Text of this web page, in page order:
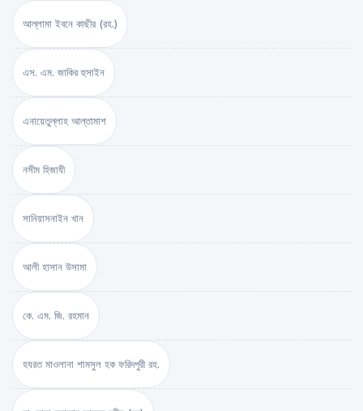
আল্লামা ইবনে কাছীর (রহ.)
এস. এম. জাকির হুসাইন
এনায়েতুল্লাহ আল্‌তামাশ
নসীম হিজাযী
সানিয়াসনাইন খান
আলী হাসান উসামা
কে. এম. জি. রহমান
হযরত মাওলানা শামসুল হক ফরিদপুরী রহ.